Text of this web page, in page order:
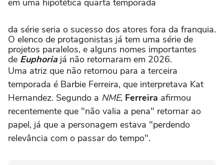
da série seria o sucesso dos atores fora da franquia.
O elenco de protagonistas já tem uma série de
projetos paralelos, e alguns nomes importantes
de Euphoria já não retornaram em 2026.
Uma atriz que não retornou para a terceira
temporada é Barbie Ferreira, que interpretava Kat
Hernandez. Segundo a NME, Ferreira afirmou
recentemente que "não valia a pena" retornar ao
papel, já que a personagem estava "perdendo
relevância com o passar do tempo".